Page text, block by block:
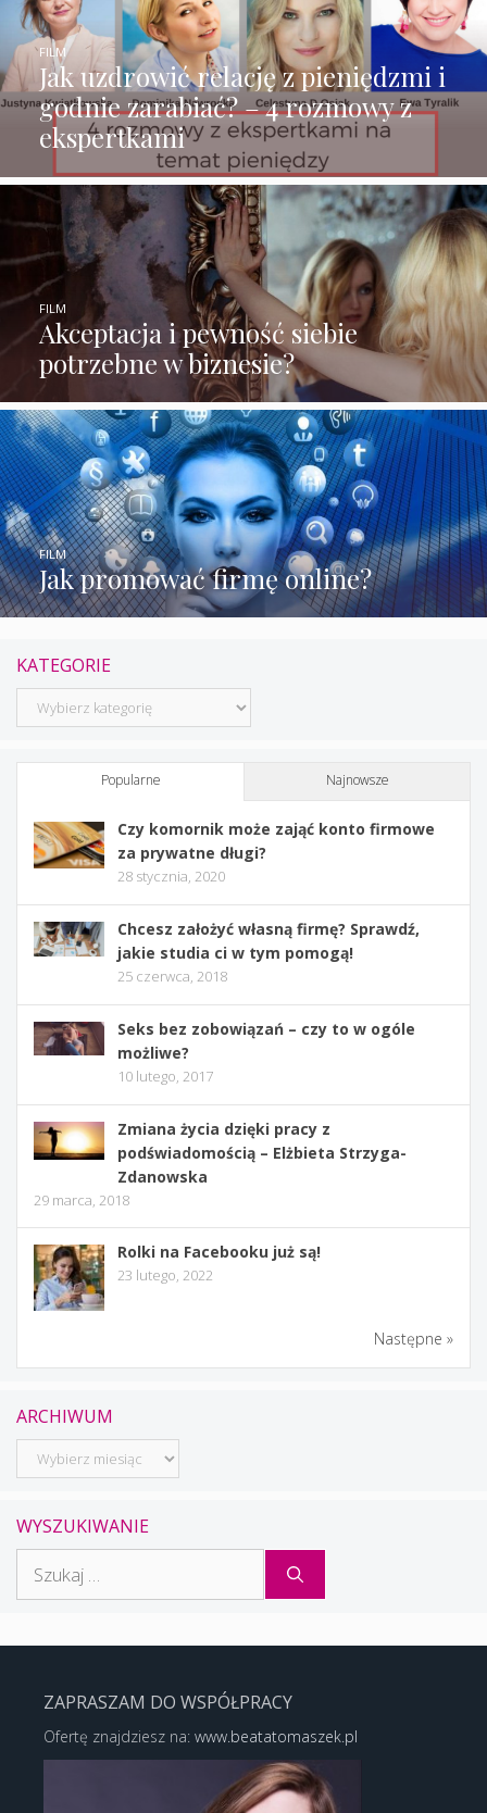
Jak uzdrowić relację z pieniędzmi i
godnie zarabiać? – 4 rozmowy z
ekspertkami
FILM
Akceptacja i pewność siebie
potrzebne w biznesie?
FILM
Jak promować firmę online?
FILM
KATEGORIE
Kategorie
Popularne Najnowsze
Czy komornik może zająć konto firmowe
za prywatne długi?
28 stycznia, 2020
Chcesz założyć własną firmę? Sprawdź,
jakie studia ci w tym pomogą!
25 czerwca, 2018
Seks bez zobowiązań – czy to w ogóle
możliwe?
10 lutego, 2017
Zmiana życia dzięki pracy z
podświadomością – Elżbieta Strzyga-
Zdanowska
29 marca, 2018
Rolki na Facebooku już są!
23 lutego, 2022
Następne »
ARCHIWUM
Archiwum
WYSZUKIWANIE
ZAPRASZAM DO WSPÓŁPRACY
Ofertę znajdziesz na: www.beatatomaszek.pl